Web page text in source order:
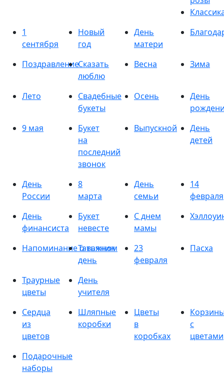
1
сентября
Новый
год
День
матери
ПоздравлениеСказать
люблю
Весна Зима
Лето
Свадебные
букеты
Осень
День
9 мая
Букет
на
последний
звонок
Выпускной
День
детей
День
России
8
марта
День
семьи
14
февраля
День
финансиста
Букет
невесте
С днем
мамы
Напоминание о важном
Татьянин
день
23
февраля
Пасха
Траурные
цветы
День
учителя
Сердца
из
цветов
Шляпные
коробки
Цветы
в
коробках
с
цветами
Подарочные
наборы